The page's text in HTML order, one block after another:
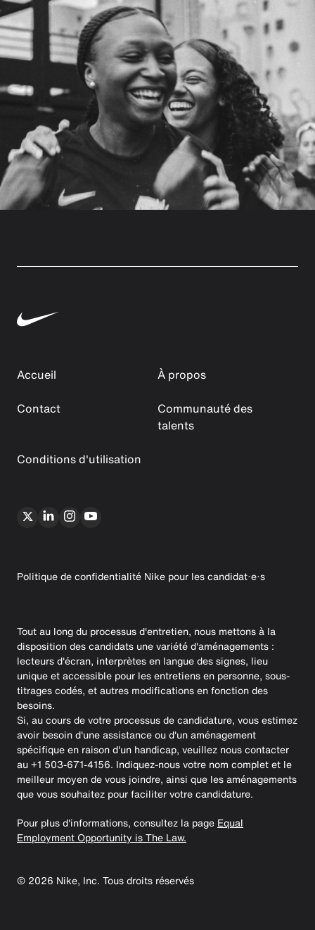
Accueil
À propos
Contact
Communauté des
talents
Conditions d'utilisation
Politique de confidentialité Nike pour les candidat·e·s
Tout au long du processus d'entretien, nous mettons à la
disposition des candidats une variété d'aménagements :
lecteurs d'écran, interprètes en langue des signes, lieu
unique et accessible pour les entretiens en personne, sous-
titrages codés, et autres modifications en fonction des
besoins.
Si, au cours de votre processus de candidature, vous estimez
avoir besoin d'une assistance ou d'un aménagement
spécifique en raison d'un handicap, veuillez nous contacter
au +1 503-671-4156. Indiquez-nous votre nom complet et le
meilleur moyen de vous joindre, ainsi que les aménagements
que vous souhaitez pour faciliter votre candidature.
Pour plus d'informations, consultez la page Equal
Employment Opportunity is The Law.
© 2026 Nike, Inc. Tous droits réservés